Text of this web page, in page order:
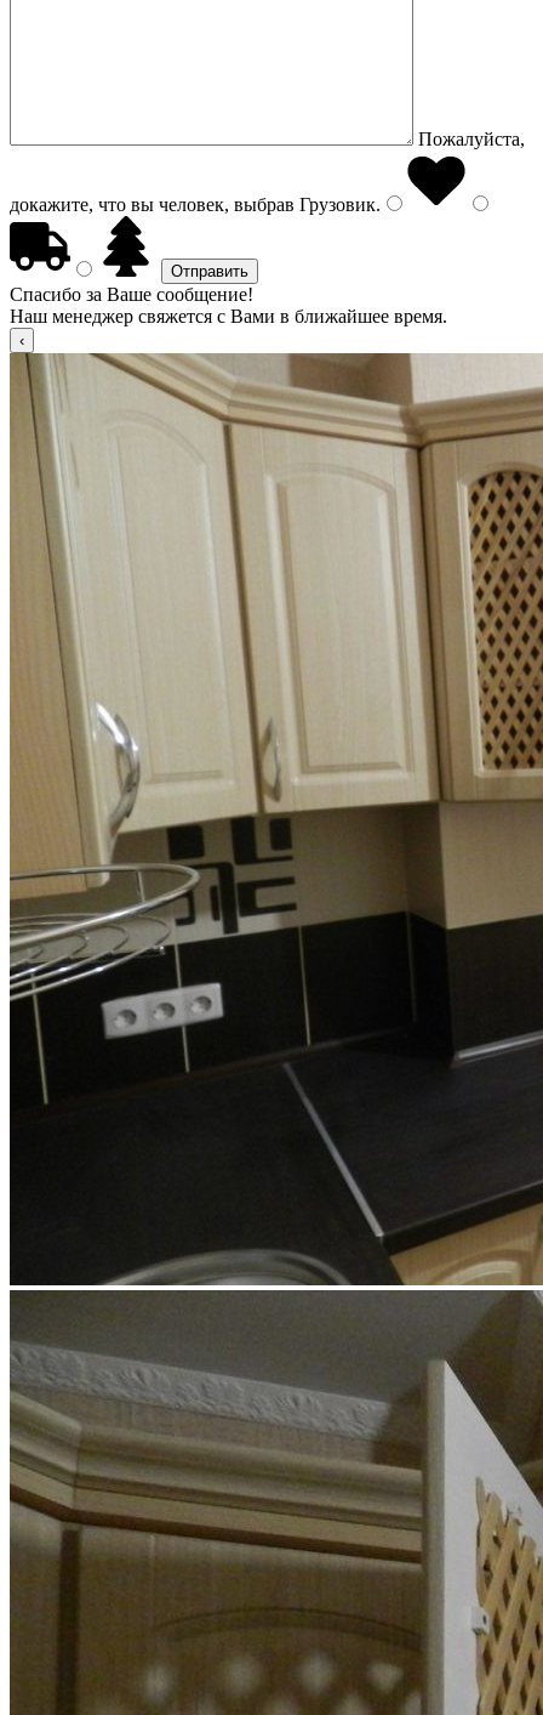
Пожалуйста,
докажите, что вы человек, выбрав Грузовик.
Спасибо за Ваше сообщение!
Наш менеджер свяжется с Вами в ближайшее время.